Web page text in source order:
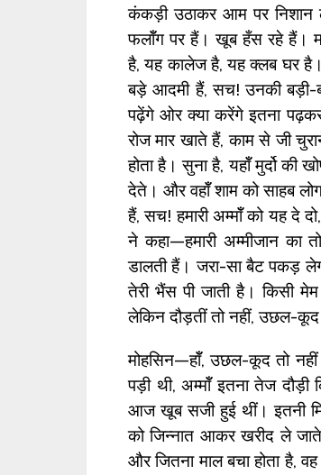
कंकड़ी उठाकर आम पर निशान
फलॉँग पर हैं। खूब हँस रहे हैं।
है, यह कालेज है, यह क्लब घर
बड़े आदमी हैं, सच! उनकी
पढ़ेंगे ओर क्या करेंगे इतना
रोज मार खाते हैं, काम से जी
होता है। सुना है, यहॉँ मुर्दो की
देते। और वहॉँ शाम को साहब
हैं, सच! हमारी अम्मॉँ को यह दे
ने कहा—हमारी अम्मीजान का
डालती हैं। जरा-सा बैट पकड़
तेरी भैंस पी जाती है। किसी
लेकिन दौड़तीं तो नहीं, उछल-
मोहसिन—हॉँ, उछल-कूद तो
पड़ी थी, अम्मॉँ इतना तेज
आज खूब सजी हुई थीं। इतनी
को जिन्नात आकर खरीद ले
और जितना माल बचा होता है,